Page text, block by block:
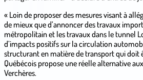
« Loin de proposer des mesures visant à
de mieux que d’annoncer des travaux
métropolitain et les travaux dans le tunnel
d’impacts positifs sur la circulation
structurant en matière de transport qui doit
Québécois propose une réelle alternative
Verchères.